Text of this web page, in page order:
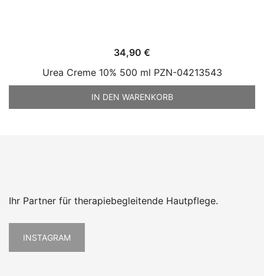
34,90 €
Urea Creme 10% 500 ml PZN-04213543
IN DEN WARENKORB
Ihr Partner für therapiebegleitende Hautpflege.
INSTAGRAM